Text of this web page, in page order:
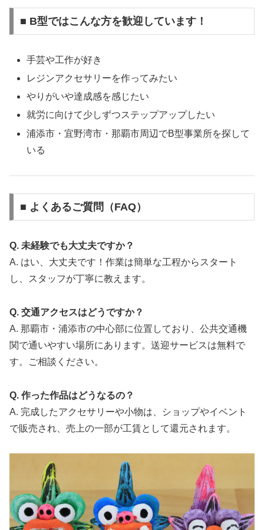
■ B型ではこんな方を歓迎しています！
手芸や工作が好き
レジンアクセサリーを作ってみたい
やりがいや達成感を感じたい
就労に向けて少しずつステップアップしたい
浦添市・宜野湾市・那覇市周辺でB型事業所を探して
いる
■ よくあるご質問（FAQ）
Q. 未経験でも大丈夫ですか？
A. はい、大丈夫です！作業は簡単な工程からスタート
し、スタッフが丁寧に教えます。
Q. 交通アクセスはどうですか？
A. 那覇市・浦添市の中心部に位置しており、公共交通機
関で通いやすい場所にあります。送迎サービスは無料で
す。ご相談ください。
Q. 作った作品はどうなるの？
A. 完成したアクセサリーや小物は、ショップやイベント
で販売され、売上の一部が工賃として還元されます。